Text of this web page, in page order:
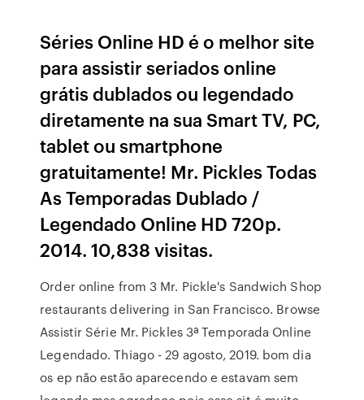
Séries Online HD é o melhor site
para assistir seriados online
grátis dublados ou legendado
diretamente na sua Smart TV, PC,
tablet ou smartphone
gratuitamente! Mr. Pickles Todas
As Temporadas Dublado /
Legendado Online HD 720p.
2014. 10,838 visitas.
Order online from 3 Mr. Pickle's Sandwich Shop
restaurants delivering in San Francisco. Browse
Assistir Série Mr. Pickles 3ª Temporada Online
Legendado. Thiago - 29 agosto, 2019. bom dia
os ep não estão aparecendo e estavam sem